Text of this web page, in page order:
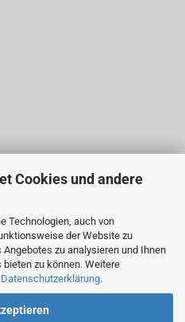
Cookies und andere
Technologien, auch von
der Website zu
zu analysieren und Ihnen
zu können. Weitere
Datenschutzerklärung.